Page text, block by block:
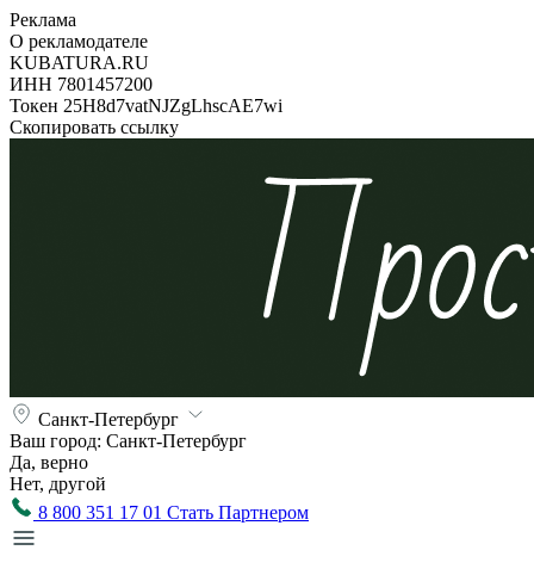
Реклама
О рекламодателе
KUBATURA.RU
ИНН 7801457200
Токен 25H8d7vatNJZgLhscAE7wi
Скопировать ссылку
Санкт-Петербург
Ваш город: Санкт-Петербург
Да, верно
Нет, другой
8 800 351 17 01 Стать Партнером